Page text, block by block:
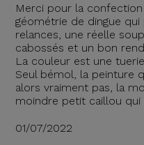
Merci pour la
géométrie de dingue
relances, une réelle
cabossés et un bon
La couleur est une
Seul bémol, la peinture
alors vraiment pas, la
moindre petit caillou
01/07/2022